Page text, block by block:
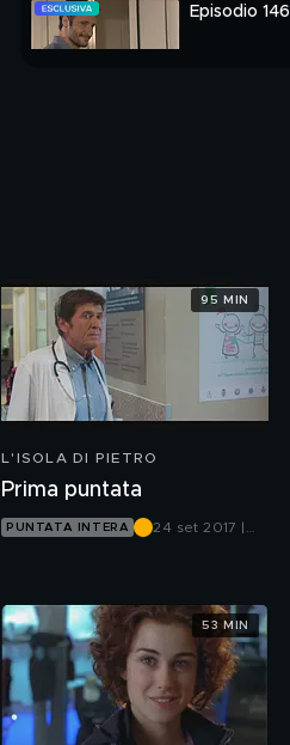
Episodio 146
L'ISOLA DI PIETRO
Prima puntata
PUNTATA INTERA
24 set 2017 |
95 MIN
53 MIN